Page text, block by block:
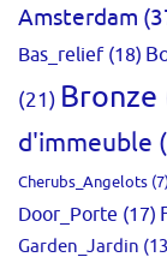
Amsterdam
Bas_relief(18)
(21) Bronze
d'immeuble
Cherubs_Angelots
Door_Porte (17)
Garden_Jardin